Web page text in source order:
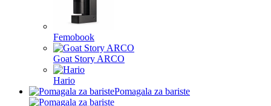
Femobook
Goat Story ARCO
Hario
Pomagala za bariste